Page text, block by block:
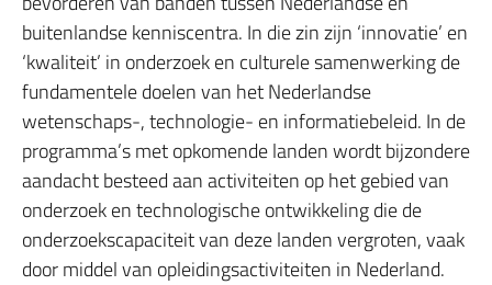
buitenlandse kenniscentra. In die zin zijn ‘innovatie’ en
‘kwaliteit’ in onderzoek en culturele samenwerking de
fundamentele doelen van het Nederlandse
wetenschaps-, technologie- en informatiebeleid. In de
programma’s met opkomende landen wordt bijzondere
aandacht besteed aan activiteiten op het gebied van
onderzoek en technologische ontwikkeling die de
onderzoekscapaciteit van deze landen vergroten, vaak
door middel van opleidingsactiviteiten in Nederland.